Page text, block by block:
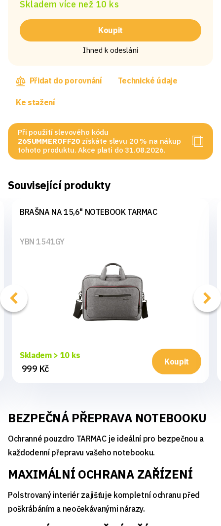
Skladem více než 10 ks
Koupit
Ihned k odeslání
Přidat do porovnání Technické údaje
Ke stažení
Při použití slevového kódu
26SUMMEROFF20 získáte slevu 20 % na nákup
tohoto produktu. Akce platí do 31.08.2026.
Související produkty
BRAŠNA NA 15,6" NOTEBOOK TARMAC
YBN 1541GY
Skladem > 10 ks
999 Kč
Koupit
BEZPEČNÁ PŘEPRAVA NOTEBOOKU
Ochranné pouzdro TARMAC je ideální pro bezpečnou a
každodenní přepravu vašeho notebooku.
MAXIMÁLNÍ OCHRANA ZAŘÍZENÍ
Polstrovaný interiér zajišťuje kompletní ochranu před
poškrábáním a neočekávanými nárazy.